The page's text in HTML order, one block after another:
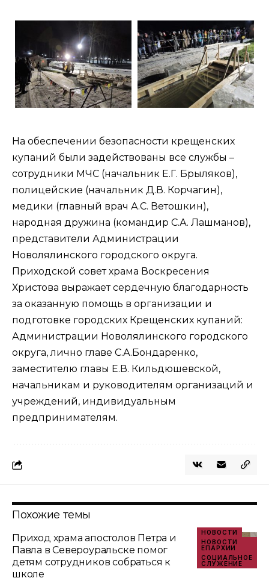
На обеспечении безопасности крещенских
купаний были задействованы все службы –
сотрудники МЧС (начальник Е.Г. Брыляков),
полицейские (начальник Д.В. Корчагин),
медики (главный врач А.С. Ветошкин),
народная дружина (командир С.А. Лашманов),
представители Администрации
Новолялинского городского округа.
Приходской совет храма Воскресения
Христова выражает сердечную благодарность
за оказанную помощь в организации и
подготовке городских Крещенских купаний:
Администрации Новолялинского городского
округа, лично главе С.А.Бондаренко,
заместителю главы Е.В. Кильдюшевской,
начальникам и руководителям организаций и
учреждений, индивидуальным
предпринимателям.
Похожие темы
НОВОСТИ
НОВОСТИ
ЕПАРХИИ
СОЦИАЛЬНОЕ
СЛУЖЕНИЕ
Приход храма апостолов Петра и
Павла в Североуральске помог
детям сотрудников собраться к
школе